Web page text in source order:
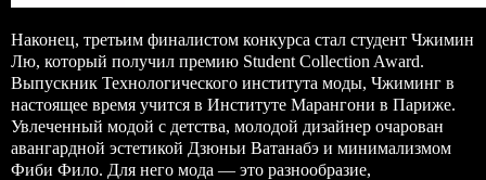
Наконец, третьим финалистом конкурса стал студент Чжимин
Лю, который получил премию Student Collection Award.
Выпускник Технологического института моды, Чжиминг в
настоящее время учится в Институте Марангони в Париже.
Увлеченный модой с детства, молодой дизайнер очарован
авангардной эстетикой Дзюньи Ватанабэ и минимализмом
Фиби Фило. Для него мода — это разнообразие,